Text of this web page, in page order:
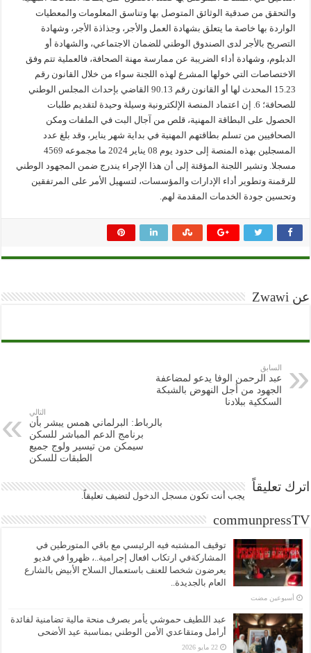
والتحقق من صدقية الوثائق المتوصل بها وتناسق المعلومات والمعطيات
الواردة بها خاصة ما يتعلق بشهادة العمل والأجر، وجذاذة الأجر، وشهادة
التصريح بالأجر لدى الصندوق الوطني للضمان الاجتماعي، والشهادة أو
الدبلوم، وشهادة أداء الضريبة عن ممارسة مهنة الصحافة، فالعملية تتم وفق
الاختصاصات التي خولها المشرع لهذه اللجنة سواء من خلال القانون رقم
15.23 المحدث لها أو القانون رقم 90.13 القاضي بإحداث المجلس الوطني
للصحافة؛ 6. إن اعتماد المنصة الإلكترونية وسيلة وحيدة لتقديم طلبات
الحصول على البطاقة المهنية، قلص من آجال البت في الملفات ومكن
الصحافيين من تسلم بطاقتهم المهنية في بداية شهر يناير، وقد بلغ عدد
المسجلين بهذه المنصة إلى حدود يوم 08 يناير 2024 ما مجموعه 4569
مسجلا. وتشير اللجنة المؤقتة إلى أن هذا الإجراء يندرج ضمن المجهود الوطني
للرقمنة وتطوير أداء الإدارات والمؤسسات، لتسهيل الأمر على المرتفقين
وتحسين جودة الخدمات المقدمة لهم.
عن Zwawi
السابق
عبد الرحمن الوفا يدعو لمضاعفة
الجهود من أجل النهوض بالشبكة
السككية ببلادنا
التالي
بالرباط: البرلماني همس يبشر بأن
برنامج الدعم المباشر للسكن
سيمكن من تيسير ولوج جميع
الطبقات للسكن
اترك تعليقاً
يجب أنت تكون مسجل الدخول لتضيف تعليقاً.
communpressTV
توقيف المشتبه فيه الرئيسي مع باقي المتورطين في
المشاركةفي ارتكاب افعال إجرامية..، ظهروا في فديو
يعرضون شخصا للعنف باستعمال السلاح الأبيض بالشارع
العام بالجديدة..
‏أسبوعين مضت
عبد اللطيف حموشي يأمر بصرف منحة مالية تضامنية لفائدة
أرامل ومتقاعدي الأمن الوطني بمناسبة عيد الأضحى
22 مايو 2026